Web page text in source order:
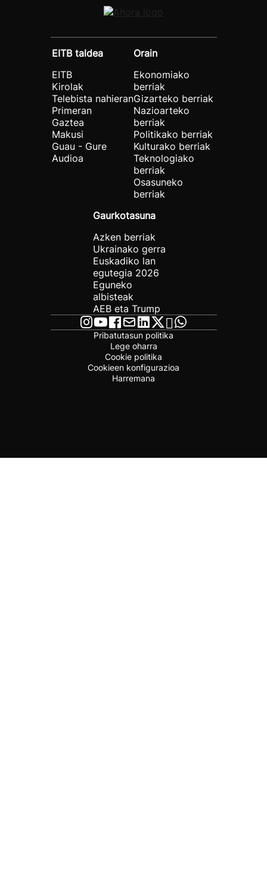
EITB taldea
EITB
Kirolak
Telebista nahieran
Primeran
Gaztea
Makusi
Guau - Gure
Audioa
Orain
Ekonomiako
berriak
Gizarteko berriak
Nazioarteko
berriak
Politikako berriak
Kulturako berriak
Teknologiako
berriak
Osasuneko
berriak
Gaurkotasuna
Azken berriak
Ukrainako gerra
Euskadiko lan
egutegia 2026
Eguneko
albisteak
AEB eta Trump
Pribatutasun politika
Lege oharra
Cookie politika
Cookieen konfigurazioa
Harremana